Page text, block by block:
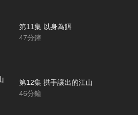
第11集 以身為餌
47分鐘
第12集 拱手讓出的江山
46分鐘